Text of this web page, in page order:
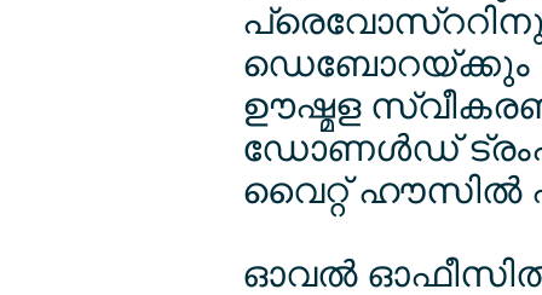
ഊഷ്മള
ഡോണള്‍ഡ്
വൈറ്റ് ഹൗസില്‍
ഓവല്‍